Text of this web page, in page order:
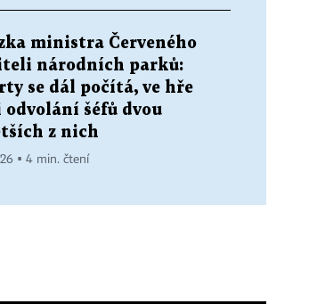
ministra Červeného
národních parků:
se dál počítá, ve hře
odvolání šéfů dvou
z nich
▪ 4 min. čtení